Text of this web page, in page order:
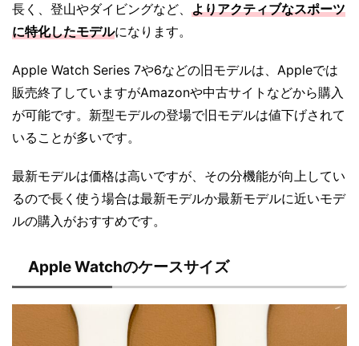
長く、登山やダイビングなど、 よりアクティブなスポーツ
に特化したモデルになります。
Apple Watch Series 7や6などの旧モデルは、Appleでは
販売終了していますがAmazonや中古サイトなどから購入
が可能です。新型モデルの登場で旧モデルは値下げされて
いることが多いです。
最新モデルは価格は高いですが、その分機能が向上してい
るので長く使う場合は最新モデルか最新モデルに近いモデ
ルの購入がおすすめです。
Apple Watchのケースサイズ